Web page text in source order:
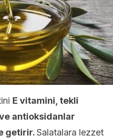
E vitamini, tekli
antioksidanlar
getirir.Salatalara lezzet